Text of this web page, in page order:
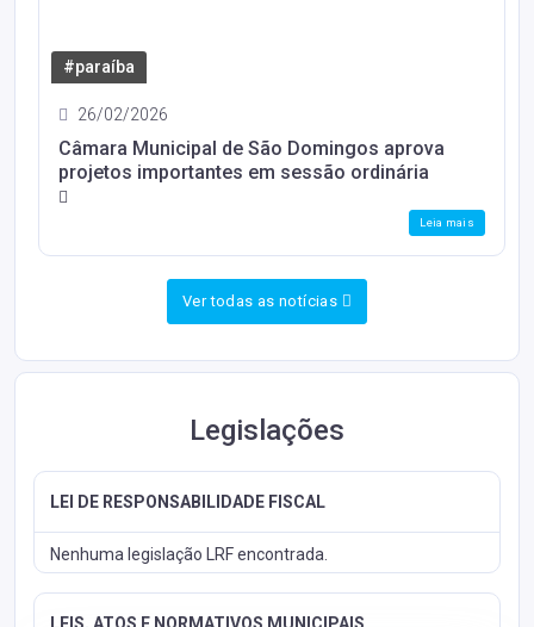
#paraíba
26/02/2026
Câmara Municipal de São Domingos aprova
projetos importantes em sessão ordinária
Leia mais
Ver todas as notícias
Legislações
LEI DE RESPONSABILIDADE FISCAL
Nenhuma legislação LRF encontrada.
LEIS, ATOS E NORMATIVOS MUNICIPAIS